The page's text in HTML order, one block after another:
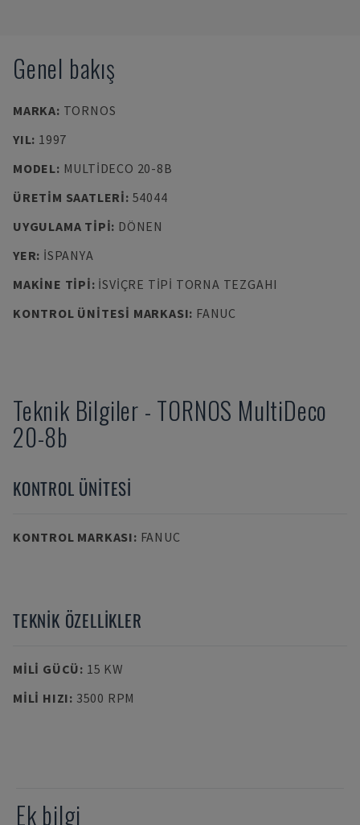
Genel bakış
MARKA: TORNOS
YIL: 1997
MODEL: MULTIDECO 20-8B
ÜRETIM SAATLERI: 54044
UYGULAMA TIPI: DÖNEN
YER: İSPANYA
MAKINE TIPI: İSVIÇRE TIPI TORNA TEZGAHI
KONTROL ÜNITESI MARKASI: FANUC
Teknik Bilgiler - TORNOS MultiDeco
20-8b
KONTROL ÜNITESI
KONTROL MARKASI: FANUC
TEKNIK ÖZELLIKLER
MILI GÜCÜ: 15 KW
MILI HIZI: 3500 RPM
Ek bilgi